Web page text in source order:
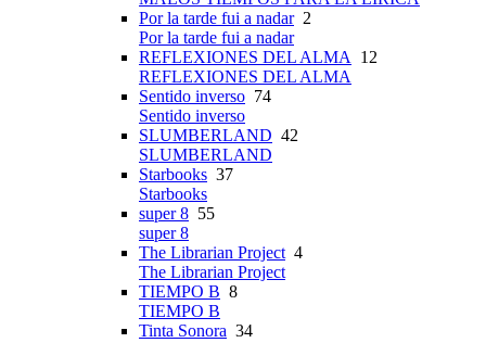
Por la tarde fui a nadar2
Por la tarde fui a nadar
REFLEXIONES DEL ALMA
12
REFLEXIONES DEL ALMA
Sentido inverso 74
Sentido inverso
SLUMBERLAND 42
SLUMBERLAND
Starbooks 37
Starbooks
super 8 55
super 8
The Librarian Project 4
The Librarian Project
TIEMPO B 8
TIEMPO B
Tinta Sonora 34